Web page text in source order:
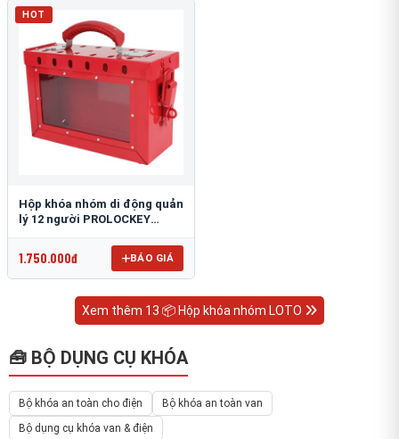
HOT
Hộp khóa nhóm di động quản
lý 12 người PROLOCKEY
1.750.000đ BÁO GIÁ
Xem thêm 13 📦 Hộp khóa nhóm LOTO
🧰 BỘ DỤNG CỤ KHÓA
Bộ khóa an toàn cho điện
Bộ khóa an toàn van
Bộ dụng cụ khóa van & điện